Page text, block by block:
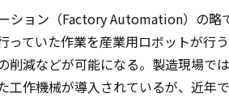
ション（Factory Automation）の略
っていた作業を産業用ロボットが行
削減などが可能になる。製造現場で
工作機械が導入されているが、近年